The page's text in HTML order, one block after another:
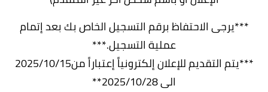
***يرجى الاحتفاظ برقم التسجيل الخاص بك بعد إتمام
عملية التسجيل.***
***يتم التقديم للإعلان إلكترونياً إعتباراً من2025/10/15
الى 2025/10/28**